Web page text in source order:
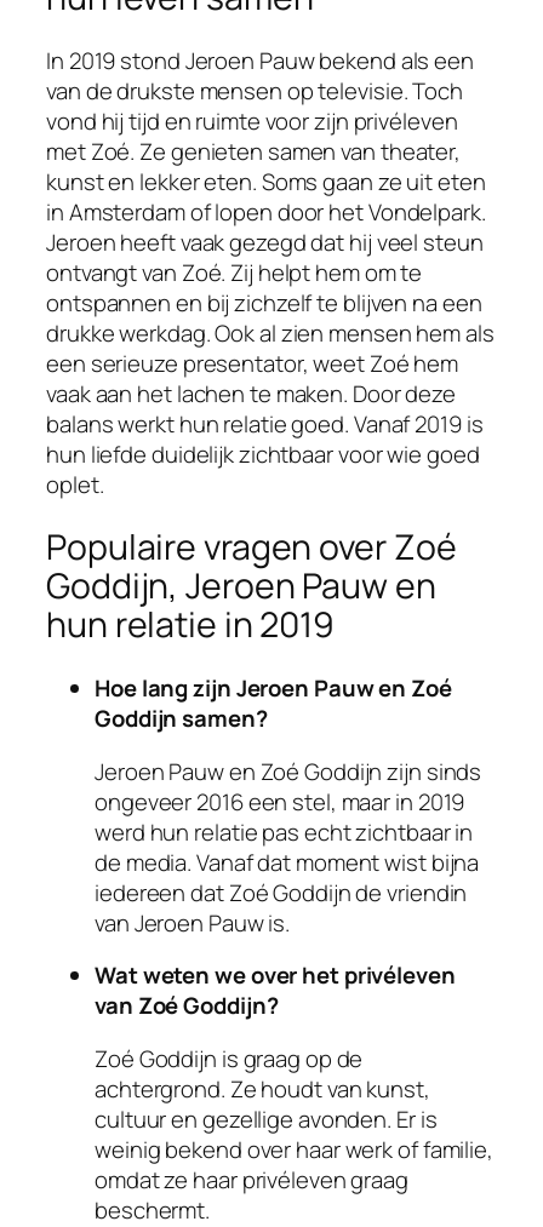
In 2019 stond Jeroen Pauw bekend als een
van de drukste mensen op televisie. Toch
vond hij tijd en ruimte voor zijn privéleven
met Zoé. Ze genieten samen van theater,
kunst en lekker eten. Soms gaan ze uit eten
in Amsterdam of lopen door het Vondelpark.
Jeroen heeft vaak gezegd dat hij veel steun
ontvangt van Zoé. Zij helpt hem om te
ontspannen en bij zichzelf te blijven na een
drukke werkdag. Ook al zien mensen hem als
een serieuze presentator, weet Zoé hem
vaak aan het lachen te maken. Door deze
balans werkt hun relatie goed. Vanaf 2019 is
hun liefde duidelijk zichtbaar voor wie goed
oplet.
Populaire vragen over Zoé
Goddijn, Jeroen Pauw en
hun relatie in 2019
Hoe lang zijn Jeroen Pauw en Zoé
Goddijn samen?
Jeroen Pauw en Zoé Goddijn zijn sinds
ongeveer 2016 een stel, maar in 2019
werd hun relatie pas echt zichtbaar in
de media. Vanaf dat moment wist bijna
iedereen dat Zoé Goddijn de vriendin
van Jeroen Pauw is.
Wat weten we over het privéleven
van Zoé Goddijn?
Zoé Goddijn is graag op de
achtergrond. Ze houdt van kunst,
cultuur en gezellige avonden. Er is
weinig bekend over haar werk of familie,
omdat ze haar privéleven graag
beschermt.